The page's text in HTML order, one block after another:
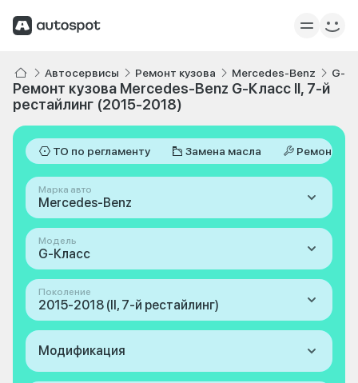
Автосервисы Ремонт кузова Mercedes-Benz G-
Ремонт кузова Mercedes-Benz G-Класс II, 7-й
рестайлинг (2015-2018)
ТО по регламенту Замена масла Ремонт
Марка авто
Mercedes-Benz
Модель
G-Класс
Поколение
2015-2018 (II, 7-й рестайлинг)
Модификация